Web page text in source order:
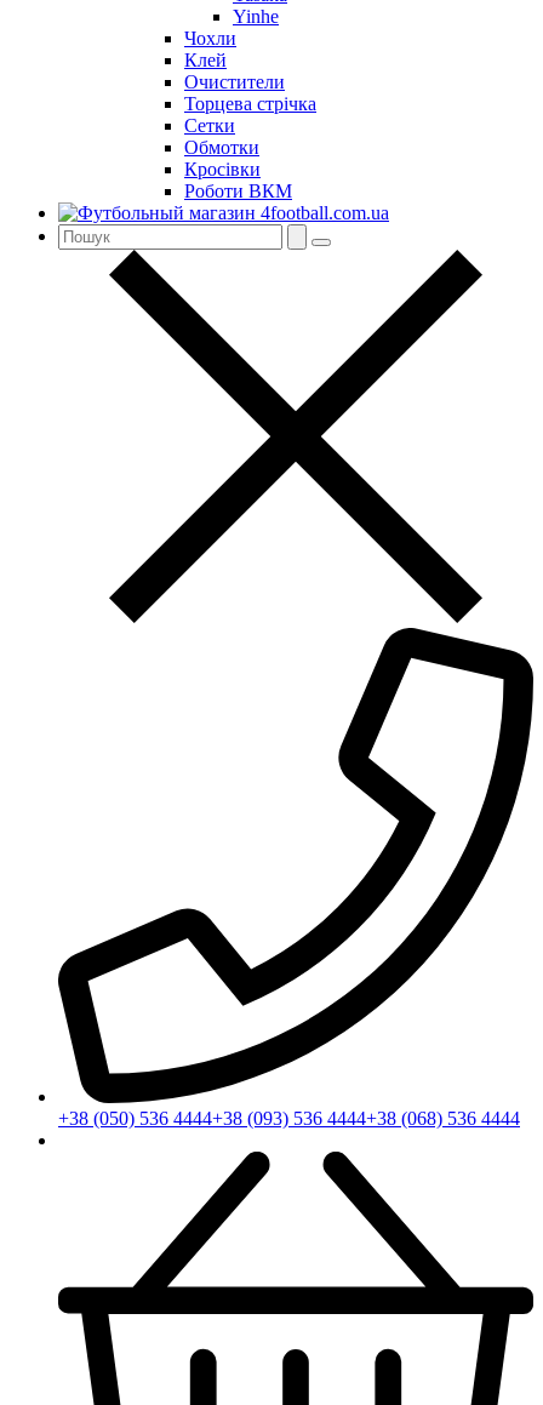
Yinhe
Чохли
Клей
Очистители
Торцева стрічка
Сетки
Обмотки
Кросівки
Роботи ВКМ
+38 (050) 536 4444+38 (093) 536 4444+38 (068) 536 4444